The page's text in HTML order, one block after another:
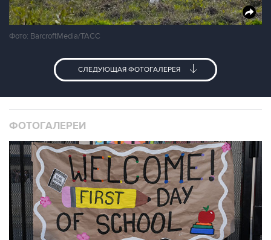
Фото: BarcroftMedia/ТАСС
СЛЕДУЮЩАЯ ФОТОГАЛЕРЕЯ
ФОТОГАЛЕРЕИ